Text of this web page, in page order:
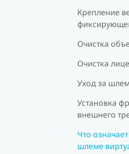
Крепление
Очистка
Очистка
Уход за
Установка
внешнего
Что
шлеме